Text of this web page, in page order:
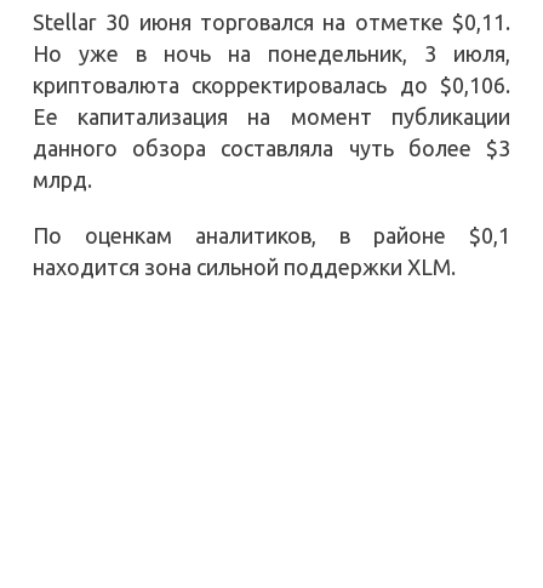
Stellar 30 июня торговался на отметке $0,11.
Но уже в ночь на понедельник, 3 июля,
криптовалюта скорректировалась до $0,106.
Ее капитализация на момент публикации
данного обзора составляла чуть более $3
млрд.
По оценкам аналитиков, в районе $0,1
находится зона сильной поддержки XLM.